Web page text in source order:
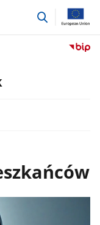
przejdź
Przejdź